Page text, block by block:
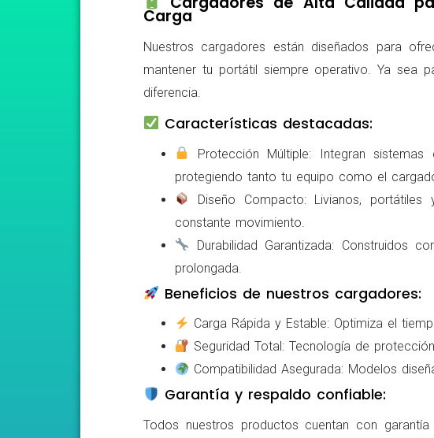
Carga
Nuestros cargadores están diseñados para
mantener tu portátil siempre operativo. Ya sea
diferencia.
Características destacadas:
Protección Múltiple: Integran
protegiendo tanto tu equipo como el
Diseño Compacto: Livianos,
constante movimiento.
Durabilidad Garantizada: Construidos
prolongada.
Beneficios de nuestros cargadores:
Carga Rápida y Estable: Optimiza el
Seguridad Total: Tecnología de
Compatibilidad Asegurada: Modelos
Garantía y respaldo confiable:
Todos nuestros productos cuentan con